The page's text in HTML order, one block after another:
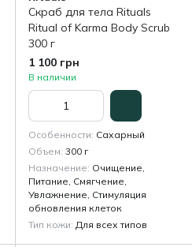
Скраб для тела Rituals
Ritual of Karma Body Scrub
300 г
1 100 грн
В наличии
Особенности Сахарный
Объем 300 г
Назначение Очищение,
Питание, Смягчение,
Увлажнение, Стимуляция
обновления клеток
Тип кожи Для всех типов